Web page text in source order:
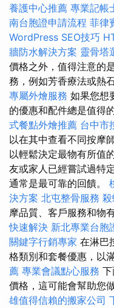
養護中心推薦 專業記帳
南台胞證申請流程 菲律
WordPress SEO技巧
牆防水解決方案 靈骨塔
價格之外，值得注意的
務，例如芳香療法或熱
專屬外燴服務 如果您想
的優惠和配件總是值得
式餐點外燴推薦 台中市
以在其中查看不同按摩
以輕鬆決定最物有所值
友或家人已經嘗試過特
通常是最可靠的回饋。
決方案 北屯整骨服務
摩品質、客戶服務和物
快速解決 新北專業台胞
關鍵字行銷專家 在淋巴
格類別和套餐優惠，以
薦 專業會議點心服務
價格，這可能會幫助您
雄值得信賴的搬家公司